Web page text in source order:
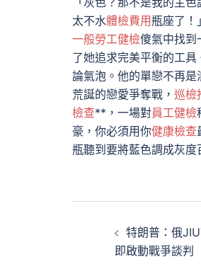
太不水體檢費用瓶座了！
一般勞工健檢傻氣中找到
了她追求完美平衡的工
論氣泡。他的單戀不再是
荒誕的戀愛爭奪戰， 巡檢
檢查**，一場對員工健檢
豪，你必須用你健康檢查
瓶聽到要將藍色調成灰度
特朗普：俄
即啟動戰爭談判